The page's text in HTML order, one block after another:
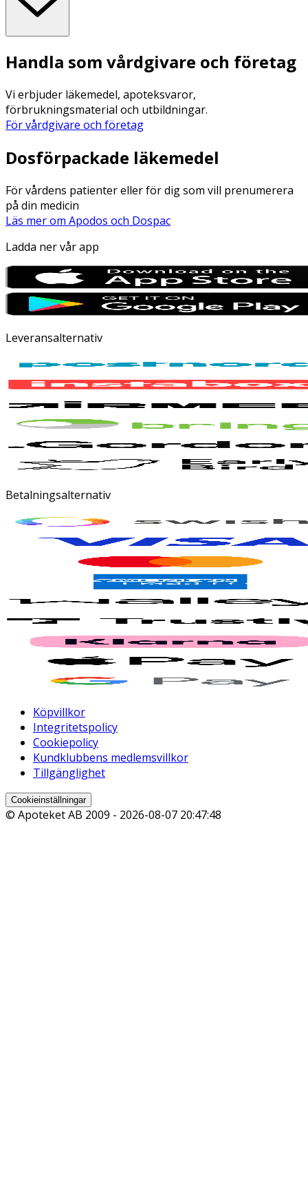
Handla som vårdgivare och företag
Vi erbjuder läkemedel, apoteksvaror,
förbrukningsmaterial och utbildningar.
För vårdgivare och företag
Dosförpackade läkemedel
För vårdens patienter eller för dig som vill prenumerera
på din medicin
Läs mer om Apodos och Dospac
Ladda ner vår app
Leveransalternativ
Betalningsalternativ
Köpvillkor
Integritetspolicy
Cookiepolicy
Kundklubbens medlemsvillkor
Tillgänglighet
Cookieinställningar
© Apoteket AB 2009 - 2026-08-07 20:47:48